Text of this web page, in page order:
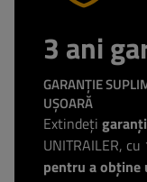
3 ani
GARANȚIE
UȘOARĂ
Extindeți
UNITRAILER,
pentru a obține